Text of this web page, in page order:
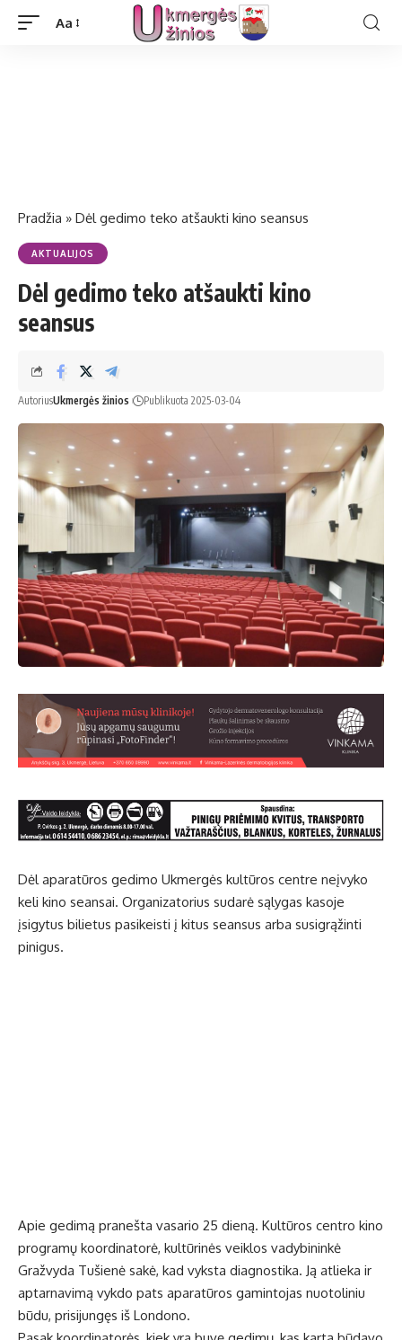
Aa
Pradžia » Dėl gedimo teko atšaukti kino seansus
AKTUALIJOS
Dėl gedimo teko atšaukti kino
seansus
AutoriusUkmergės žinios Publikuota 2025-03-04
Dėl aparatūros gedimo Ukmergės kultūros centre neįvyko
keli kino seansai. Organizatorius sudarė sąlygas kasoje
įsigytus bilietus pasikeisti į kitus seansus arba susigrąžinti
pinigus.
Apie gedimą pranešta vasario 25 dieną. Kultūros centro kino
programų koordinatorė, kultūrinės veiklos vadybininkė
Gražvyda Tušienė sakė, kad vyksta diagnostika. Ją atlieka ir
aptarnavimą vykdo pats aparatūros gamintojas nuotoliniu
būdu, prisijungęs iš Londono.